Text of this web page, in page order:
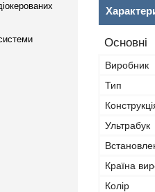
Основні
Виробник
Тип
Ультрабук
Країна
Колір